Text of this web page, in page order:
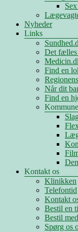
Nyheder
Links
Det
Find en
Når dit
Find en
Kontakt os
Klinikken
Telefontid
Kontakt
Bestil en
Bestil
Spørg os